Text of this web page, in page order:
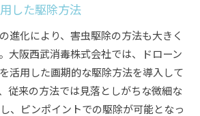
した駆除方法
進化により、害虫駆除の方法も大きく
大阪西武消毒株式会社では、ドローン
活用した画期的な駆除方法を導入して
従来の方法では見落としがちな微細な
、ピンポイントでの駆除が可能となっ